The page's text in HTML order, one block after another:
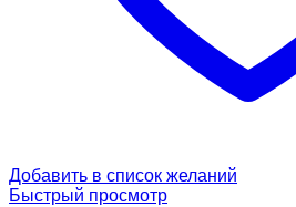
Добавить в список желаний
Быстрый просмотр